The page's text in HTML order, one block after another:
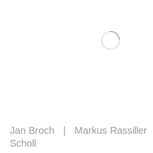
Jan Broch Markus Rassiller
Scholl